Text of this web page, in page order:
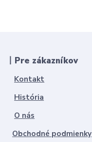
丨Pre zákazníkov
Kontakt
História
O nás
Obchodné podmienky